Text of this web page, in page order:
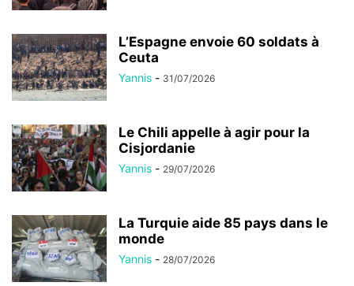
L’Espagne envoie 60 soldats à
Ceuta
Yannis - 31/07/2026
Le Chili appelle à agir pour la
Cisjordanie
Yannis - 29/07/2026
La Turquie aide 85 pays dans le
monde
Yannis - 28/07/2026